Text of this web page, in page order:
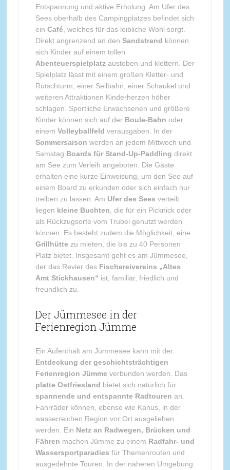
Entspannung und aktive Erholung. Am Ufer des
Sees oberhalb des Campingplatzes befindet sich
ein Café , welches für das leibliche Wohl sorgt.
Direkt angrenzend an den Sandstrand können
sich Kinder auf einem tollen
Abenteuerspielplatz austoben und klettern. Der
Spielplatz lässt mit einem großen Kletter- und
Rutschturm, einer Seilbahn, einer Schaukel und
weiteren Attraktionen Kinderherzen höher
schlagen. Sportliche Erwachsenen und größere
Kinder können sich auf der Boule-Bahn oder
einem Volleyballfeld verausgaben. In der
Sommersaison werden an jedem Mittwoch und
Samstag Boards für Stand-Up-Paddling direkt
am See zum Verleih angeboten. Die Gäste
erhalten eine kurze Einweisung, um den See auf
einem Board zu erkunden oder sich einfach nur
treiben zu lassen. Am Ufer des Sees verteilt
liegen kleine Buchten , die für ein Picknick oder
als Rückzugsorte vom Trubel genutzt werden
können. Es besteht zudem die Möglichkeit, eine
Grillhütte zu mieten, die bis zu 40 Personen
Platz bietet. Insgesamt geht es am Jümmesee,
der das Revier des Fischereivereins „Altes
Amt Stickhausen“ ist, familiär, friedlich und
freundlich zu.
Der Jümmesee in der
Ferienregion Jümme
Ein Aufenthalt am Jümmesee kann mit der
Entdeckung der geschichtsträchtigen
Ferienregion Jümme verbunden werden. Das
platte Ostfriesland bietet sich natürlich für
spannende und entspannte Radtouren an.
Fahrräder können, ebenso wie Kanus, in der
wasserreichen Region vor Ort ausgeliehen
werden. Ein Netz an Radwegen, Brücken und
Fähren machen Jümme zu einem Radfahr- und
Wassersportparadies für Themenrouten und
ausgedehnte Touren. In der näheren Umgebung